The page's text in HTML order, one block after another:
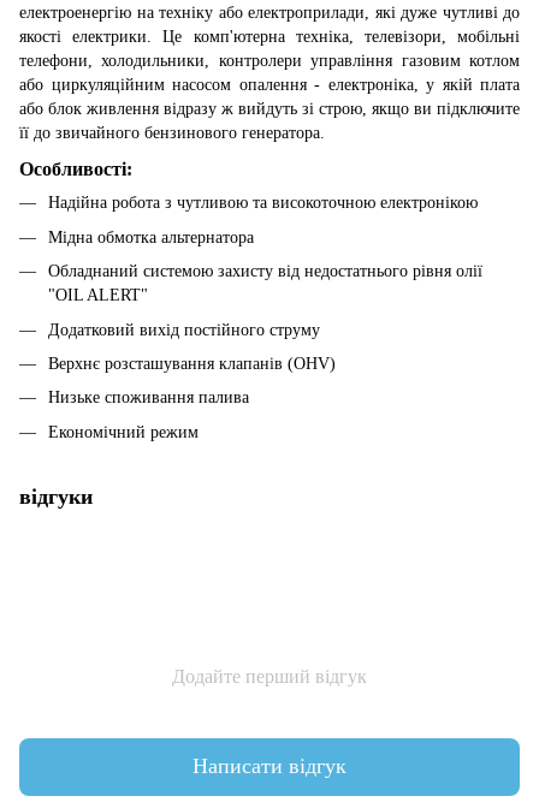
електроенергію на техніку або електроприлади, які дуже чутливі до
якості електрики. Це комп'ютерна техніка, телевізори, мобільні
телефони, холодильники, контролери управління газовим котлом
або циркуляційним насосом опалення - електроніка, у якій плата
або блок живлення відразу ж вийдуть зі строю, якщо ви підключите
її до звичайного бензинового генератора.
Особливості:
Надійна робота з чутливою та високоточною електронікою
Мідна обмотка альтернатора
Обладнаний системою захисту від недостатнього рівня олії
"OIL ALERT"
Додатковий вихід постійного струму
Верхнє розсташування клапанів (OHV)
Низьке споживання палива
Економічний режим
відгуки
Додайте перший відгук
Написати відгук